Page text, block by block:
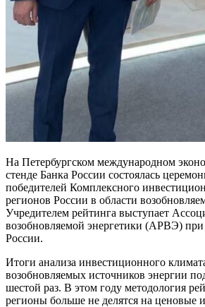
На Петербургском международном
стенде Банка России состоялась
победителей Комплексного
регионов России в области
Учредителем рейтинга выступает
возобновляемой энергетики (АРВЭ)
России.
Итоги анализа инвестиционного
возобновляемых источников энергии
шестой раз. В этом году методология
регионы больше не делятся на ценовые